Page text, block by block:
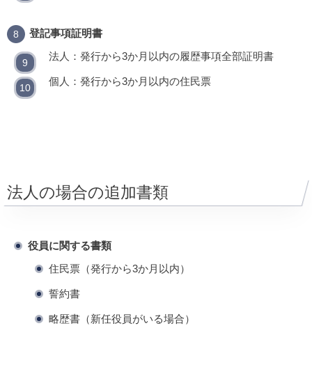
登記事項証明書
法人：発行から3か月以内の履歴事項全部証明書
個人：発行から3か月以内の住民票
法人の場合の追加書類
役員に関する書類
住民票（発行から3か月以内）
誓約書
略歴書（新任役員がいる場合）